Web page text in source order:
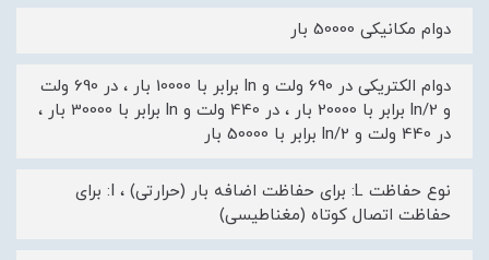
دوام مکانیکی 50000 بار
دوام الکتریکی در 690 ولت و ln برابر با 10000 بار ، در 690 ولت
و 2/ln برابر با 20000 بار ، در 440 ولت و ln برابر با 30000 بار ،
در 440 ولت و 2/ln برابر با 50000 بار
نوع حفاظت L: برای حفاظت اضافه بار (حرارتی) ، I: برای
حفاظت اتصال کوتاه (مغناطیسی)